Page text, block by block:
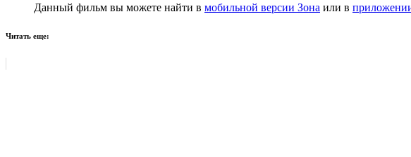
Данный фильм вы можете найти в мобильной версии Зона или в
Читать еще: